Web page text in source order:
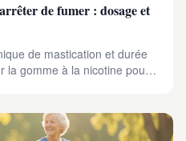
de fumer : dosage et
de mastication et durée
la gomme à la nicotine pour